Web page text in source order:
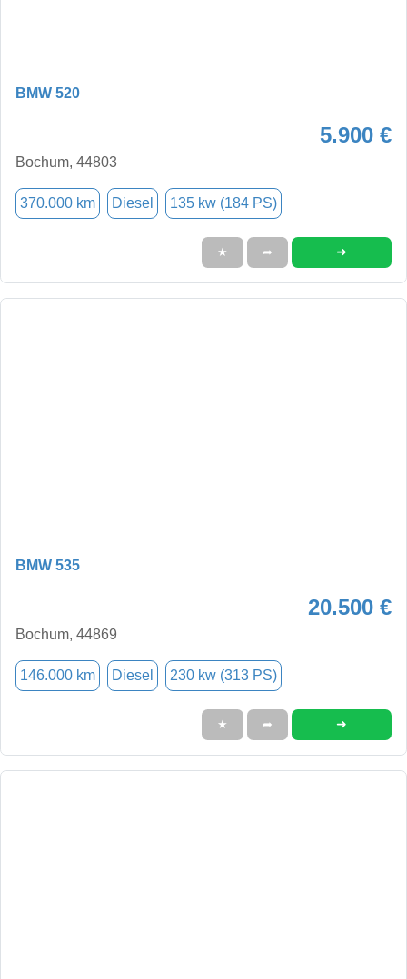
BMW 520
5.900 €
Bochum, 44803
370.000 km Diesel 135 kw (184 PS)
★ ➦ ➜
BMW 535
20.500 €
Bochum, 44869
146.000 km Diesel 230 kw (313 PS)
★ ➦ ➜